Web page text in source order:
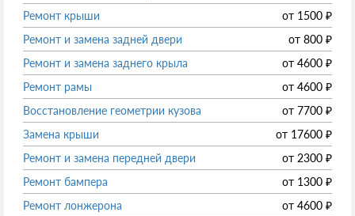
Ремонт крыши
от 1500 ₽
Ремонт и замена задней двери
от 800 ₽
Ремонт и замена заднего крыла
от 4600 ₽
Ремонт рамы
от 4600 ₽
Восстановление геометрии кузова
от 7700 ₽
Замена крыши
от 17600 ₽
Ремонт и замена передней двери
от 2300 ₽
Ремонт бампера
от 1300 ₽
Ремонт лонжерона
от 4600 ₽